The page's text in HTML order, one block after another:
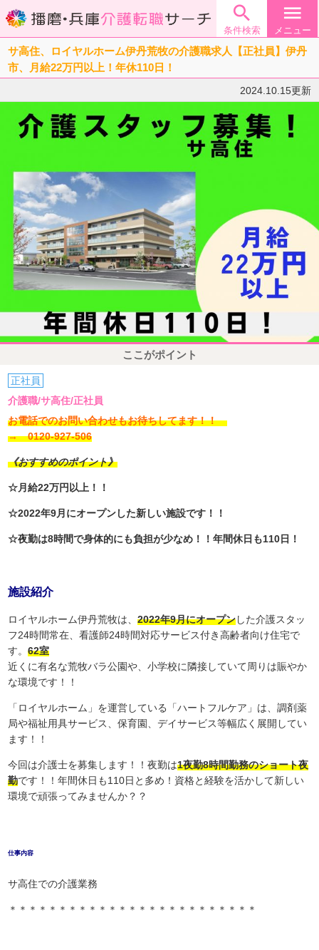

条件検索
menu
メニュー
サ高住、ロイヤルホーム伊丹荒牧の介護職求人【正社員】伊丹
市、月給22万円以上！年休110日！
2024.10.15更新
ここがポイント
正社員
介護職/サ高住/正社員
お電話でのお問い合わせもお待ちしてます！！
→ 0120-927-506
《おすすめのポイント》
☆月給22万円以上！！
☆2022年9月にオープンした新しい施設です！！
☆夜勤は8時間で身体的にも負担が少なめ！！年間休日も110日！
施設紹介
ロイヤルホーム伊丹荒牧は、2022年9月にオープンした介護スタッ
フ24時間常在、看護師24時間対応サービス付き高齢者向け住宅で
す。62室
近くに有名な荒牧バラ公園や、小学校に隣接していて周りは賑やか
な環境です！！
「ロイヤルホーム」を運営している「ハートフルケア」は、調剤薬
局や福祉用具サービス、保育園、デイサービス等幅広く展開してい
ます！！
今回は介護士を募集します！！夜勤は1夜勤8時間勤務のショート夜
勤です！！年間休日も110日と多め！資格と経験を活かして新しい
環境で頑張ってみませんか？？
仕事内容
サ高住での介護業務
＊＊＊＊＊＊＊＊＊＊＊＊＊＊＊＊＊＊＊＊＊＊＊＊＊